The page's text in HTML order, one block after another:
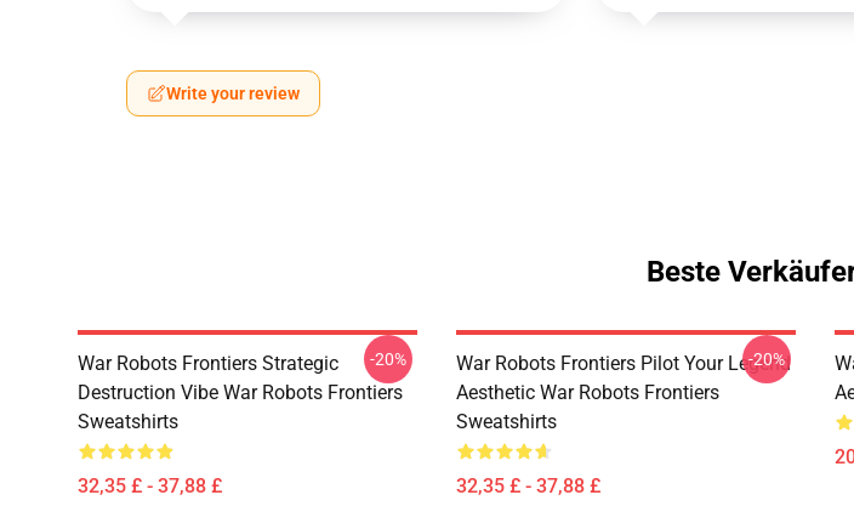
Write your review
Beste
War Robots Frontiers Strategic
Destruction Vibe War Robots Frontiers
Sweatshirts
32,35 £ - 37,88 £
-20%
War Robots Frontiers Pilot Your Legend
Aesthetic War Robots Frontiers
Sweatshirts
32,35 £ - 37,88 £
-20%